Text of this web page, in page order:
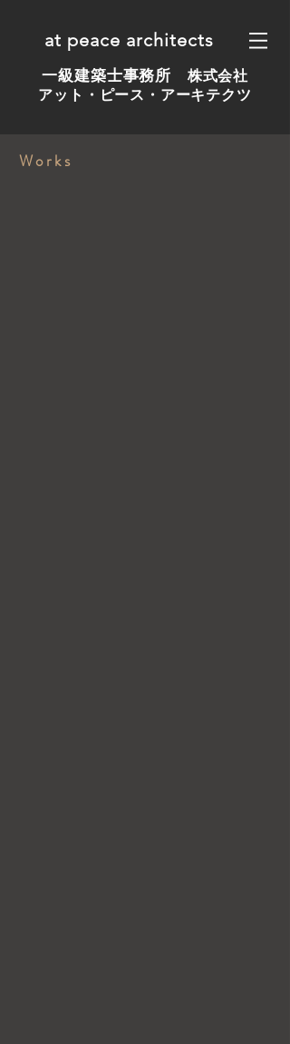
at peace architects
一級建築士事務所 ​株式会社
アット・ピース・アーキテクツ
Works